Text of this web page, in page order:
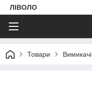
ЛІВОЛО
Товари Вимикачі